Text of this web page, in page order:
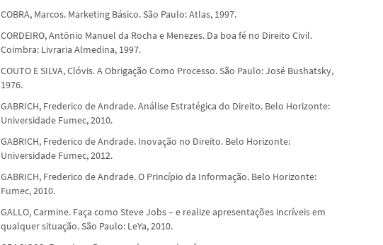
COBRA, Marcos. Marketing Básico. São Paulo: Atlas, 1997.
CORDEIRO, Antônio Manuel da Rocha e Menezes. Da boa fé no Direito Civil.
Coimbra: Livraria Almedina, 1997.
COUTO E SILVA, Clóvis. A Obrigação Como Processo. São Paulo: José Bushatsky,
1976.
GABRICH, Frederico de Andrade. Análise Estratégica do Direito. Belo Horizonte:
Universidade Fumec, 2010.
GABRICH, Frederico de Andrade. Inovação no Direito. Belo Horizonte:
Universidade Fumec, 2012.
GABRICH, Frederico de Andrade. O Princípio da Informação. Belo Horizonte:
Fumec, 2010.
GALLO, Carmine. Faça como Steve Jobs – e realize apresentações incríveis em
qualquer situação. São Paulo: LeYa, 2010.